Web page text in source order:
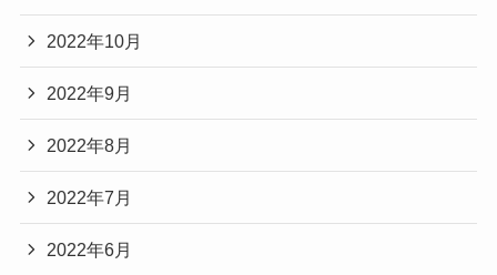
2022年10月
2022年9月
2022年8月
2022年7月
2022年6月